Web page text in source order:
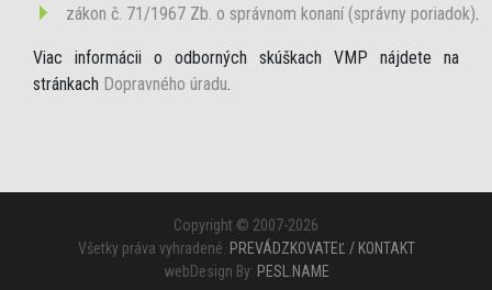
zákon č. 71/1967 Zb. o správnom konaní (správny poriadok).
Viac informácii o odborných skúškach VMP nájdete na
stránkach Dopravného úradu.
Copyright © 2007-2026
Všetky práva vyhradené. PREVÁDZKOVATEĽ / KONTAKT
webDesign By: PESL.NAME